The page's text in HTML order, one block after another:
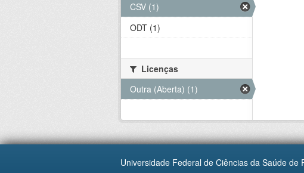
CSV (1)
ODT (1)
Licenças
Outra (Aberta) (1)
Universidade Federal de Ciências da Saúde de